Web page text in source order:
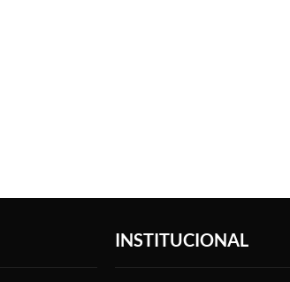
INSTITUCIONAL